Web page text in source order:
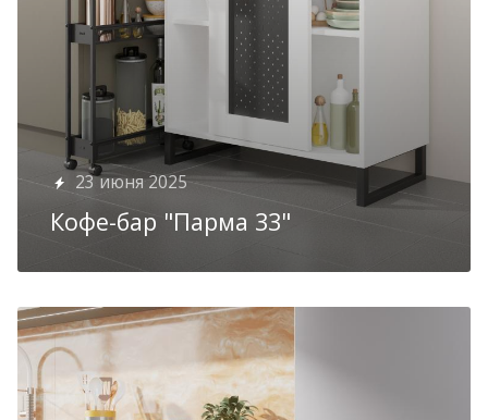
23 июня 2025
Кофе-бар "Парма 33"